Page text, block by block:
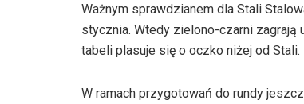
Ważnym sprawdzianem dla Stali
stycznia. Wtedy zielono-czarni
tabeli plasuje się o oczko niżej od Stali.
W ramach przygotowań do rundy